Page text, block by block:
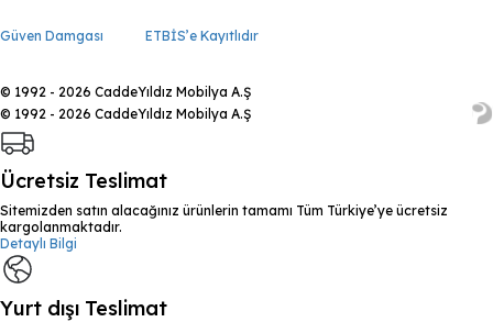
Güven Damgası ETBİS’e Kayıtlıdır
© 1992 - 2026 CaddeYıldız Mobilya A.Ş
© 1992 - 2026 CaddeYıldız Mobilya A.Ş
Ücretsiz Teslimat
Sitemizden satın alacağınız ürünlerin tamamı Tüm Türkiye’ye ücretsiz
kargolanmaktadır.
Detaylı Bilgi
Yurt dışı Teslimat